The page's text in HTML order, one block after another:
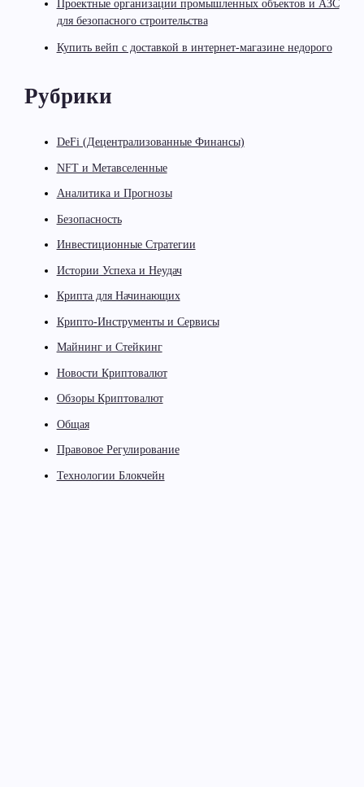
Проектные организации промышленных объектов и АЗС
для безопасного строительства
Купить вейп с доставкой в интернет-магазине недорого
Рубрики
DeFi (Децентрализованные Финансы)
NFT и Метавселенные
Аналитика и Прогнозы
Безопасность
Инвестиционные Стратегии
Истории Успеха и Неудач
Крипта для Начинающих
Крипто-Инструменты и Сервисы
Майнинг и Стейкинг
Новости Криптовалют
Обзоры Криптовалют
Общая
Правовое Регулирование
Технологии Блокчейн